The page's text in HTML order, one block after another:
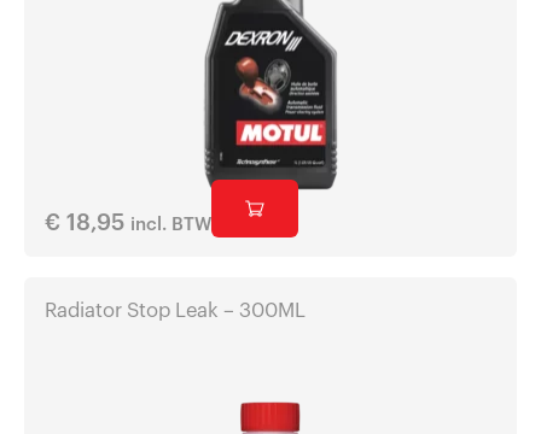
€ 18,95 incl. BTW
Radiator Stop Leak – 300ML